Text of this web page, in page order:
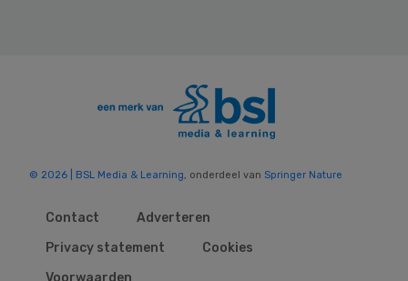
© 2026 | BSL Media & Learning , onderdeel van Springer Nature
Contact
Adverteren
Privacy statement
Cookies
Voorwaarden